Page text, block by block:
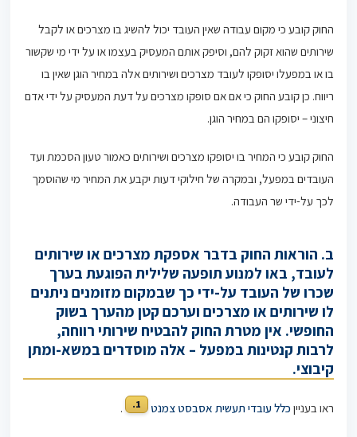
החוק קובע כי מקום עבודה שאין העובד יכול להשיג בו מצרכים או לקבל
שירותים שהוא זקוק להם, וסיפק אותם המעסיק בעצמו או על ידי מי שקשור
בו או במפעלו יסופקו לעובד מצרכים ושירותים אלה במחיר הוגן שאין בו
ריווח. כן קובע החוק כי אם אם סופקו מצרכים על דעת המעסיק על ידי אדם
חיצוני – יסופקו הם במחיר הוגן.
החוק קובע כי המחיר בו יסופקו מצרכים ושירותים כאמור טעון הסכמת ועד
העובדים במפעל, ובמקרה של חילוקי דעות יקבע את המחיר מי שהוסמך
לכך על-ידי שר העבודה.
ב. הוראות החוק בדבר אספקת מצרכים או שירותים
לעובד, באו למנוע תופעה שלילית הפוגעת בערך
שכרו של העובד על-ידי כך שבמקום מזומנים ניתנים
לו שירותים או מצרכים וערכם קטן מהערך בשוק
החופשי. אין מטרת החוק להבטיח שירותי רווחה,
לרבות קנטינות במפעל – אלה מוסדרים במשא-ומתן
קיבוצי.
ראו בעניין כלל עובדי תעשית אסבסט צמנט 1.
.